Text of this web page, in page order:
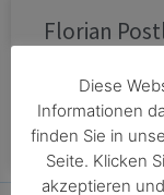
Florian
MEHR ANZEIGEN »
19/05/2022 Keine
Diese
Informationen
finden Sie in
Seite. Klicken
akzeptieren